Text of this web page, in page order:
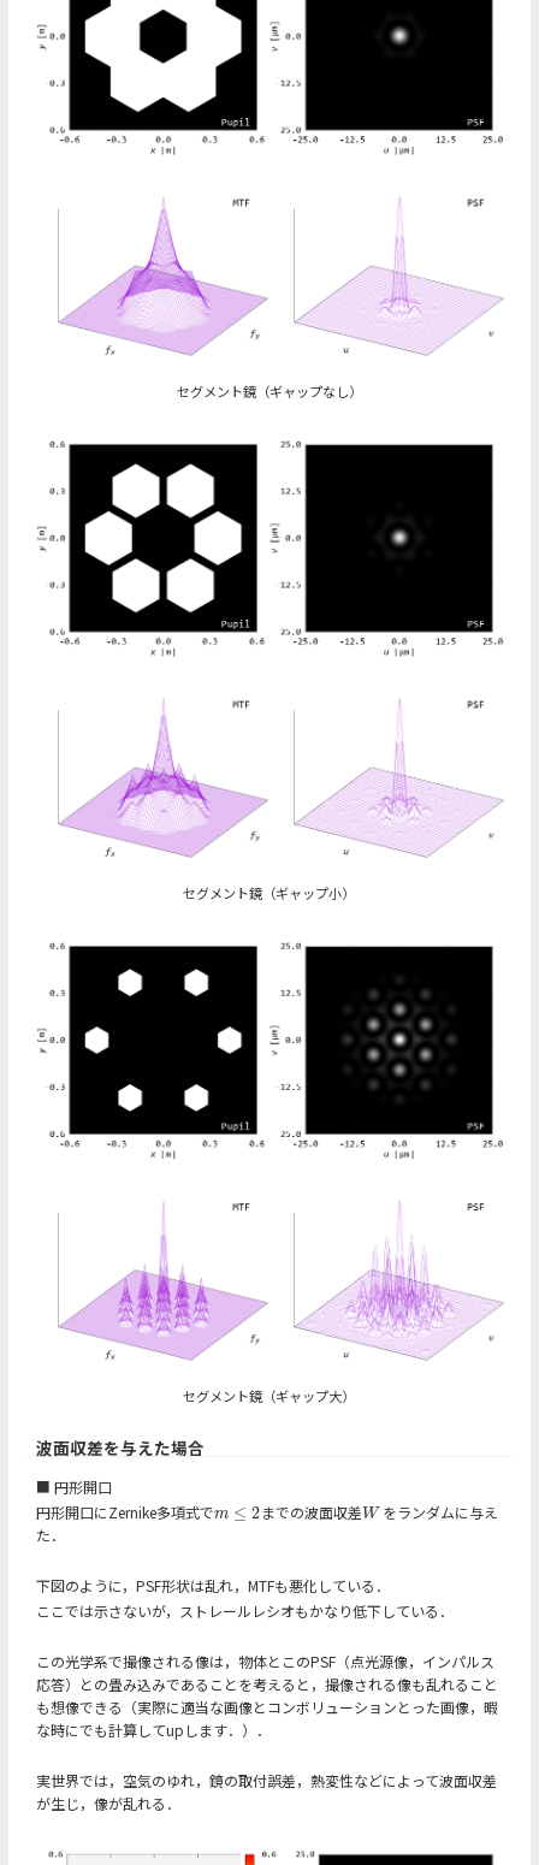
セグメント鏡（ギャップなし）
セグメント鏡（ギャップ小）
セグメント鏡（ギャップ大）
波面収差を与えた場合
■ 円形開口
円形開口にZernike多項式でm ≤ 2
m≤2 までの波面収差W
W をランダムに与え
た．
下図のように，PSF形状は乱れ，MTFも悪化している．
ここでは示さないが，ストレールレシオもかなり低下している．
この光学系で撮像される像は，物体とこのPSF（点光源像，インパルス
応答）との畳み込みであることを考えると，撮像される像も乱れること
も想像できる（実際に適当な画像とコンボリューションとった画像，暇
な時にでも計算してupします．）．
実世界では，空気のゆれ，鏡の取付誤差，熱変性などによって波面収差
が生じ，像が乱れる．